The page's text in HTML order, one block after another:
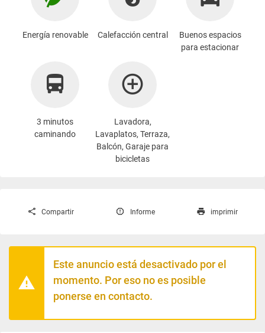
Energía renovable Calefacción central
Buenos espacios
para estacionar
3 minutos
caminando
Lavadora,
Lavaplatos, Terraza,
Balcón, Garaje para
bicicletas
Compartir Informe imprimir
Este anuncio está desactivado por el
momento. Por eso no es posible
ponerse en contacto.